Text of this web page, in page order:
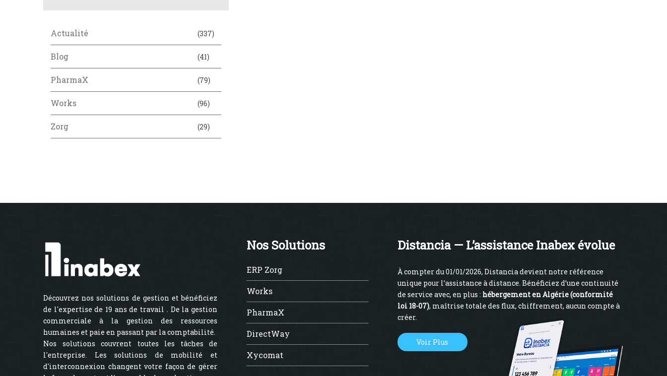
Actualité (337)
Blog (41)
PharmaX (79)
Works (96)
Zorg (29)
Découvrez nos solutions de gestion et bénéficiez
de l'expertise de 19 ans de travail . De la gestion
commerciale à la gestion des ressources
humaines et paie en passant par la comptabilité.
Nos solutions couvrent toutes les tâches de
l'entreprise. Les solutions de mobilité et
d'interconnexion changent votre façon de gérer
Nos Solutions
ERP Zorg
Works
PharmaX
DirectWay
Xycomat
Distancia — L’assistance Inabex évolue
À compter du 01/01/2026, Distancia devient notre référence
unique pour l’assistance à distance. Bénéficiez d’une continuité
de service avec, en plus : hébergement en Algérie (conformité
loi 18-07), maîtrise totale des flux, chiffrement, aucun compte à
créer.
Voir Plus